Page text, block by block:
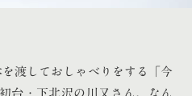
渡しておしゃべりをする「今
台・下北沢の川又さん。なん